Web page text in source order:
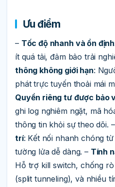
Ưu điểm
– Tốc độ nhanh và ổn định
ít quá tải, đảm bảo trải
thông không giới hạn:
phát trực tuyến thoải mái
Quyền riêng tư được bảo
ghi log nghiêm ngặt, mã
thông tin khỏi sự theo dõi. –
trí: Kết nối nhanh chóng
tường lửa dễ dàng. – Tính
Hỗ trợ kill switch, chống
(split tunneling), và nhiều